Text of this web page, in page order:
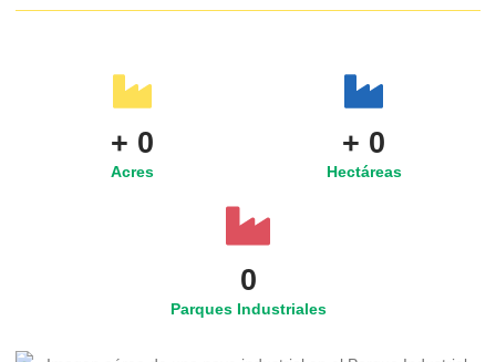
0
Parques Industriales
+ 0
Hectáreas
+ 0
Acres